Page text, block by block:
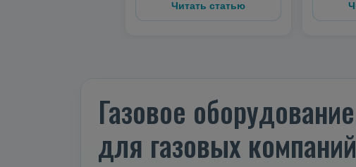
Читать статью
Газовое
для газовых